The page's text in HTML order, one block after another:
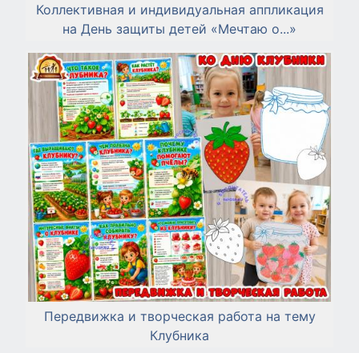
Коллективная и индивидуальная аппликация
на День защиты детей «Мечтаю о...»
Передвижка и творческая работа на тему
Клубника